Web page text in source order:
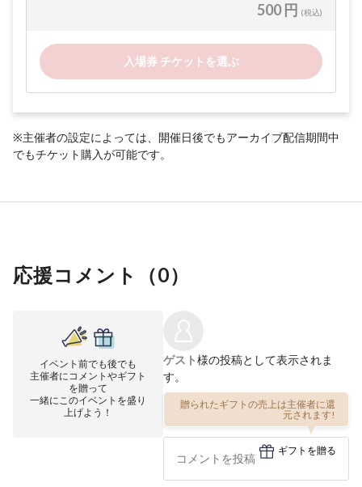
500 円 (税込)
入場券 チケットを選ぶ
※主催者の設定によっては、開催日後でもアーカイブ配信期間中
でもチケット購入が可能です。
応援コメント（0）
イベント前でも後でも
主催者にコメントやギフト
を贈って
一緒にこのイベントを盛り
上げよう！
ゲスト様の投稿として表示されま
す。
贈られたギフトの売上は主催者に還
元されます!
ギフトを贈る